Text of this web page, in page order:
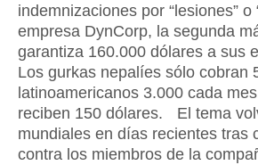
indemnizaciones por “lesiones”
empresa DynCorp, la segunda
garantiza 160.000 dólares a sus
Los gurkas nepalíes sólo cobran
latinoamericanos 3.000 cada
reciben 150 dólares. El tema
mundiales en días recientes tras
contra los miembros de la